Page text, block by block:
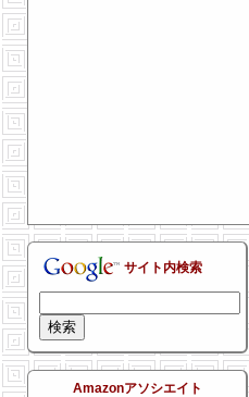
サイト内検索
Amazonアソシエイト